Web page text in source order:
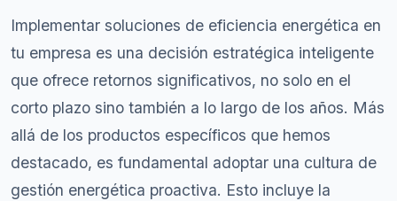
Implementar soluciones de eficiencia energética en
tu empresa es una decisión estratégica inteligente
que ofrece retornos significativos, no solo en el
corto plazo sino también a lo largo de los años. Más
allá de los productos específicos que hemos
destacado, es fundamental adoptar una cultura de
gestión energética proactiva. Esto incluye la